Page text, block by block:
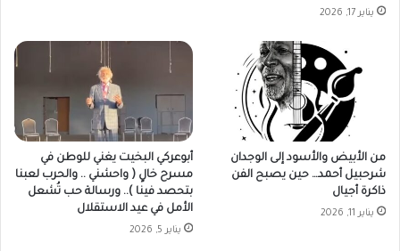
يناير 17, 2026
من الأبيض والأسود إلى الوجدان
شرحبيل أحمد… حين يصبح الفن
ذاكرة أجيال
يناير 11, 2026
أبوعركي البخيت يغني للوطن في
مسرح خالٍ ( واحشني .. والحرب لعبنا
بتحصد فينا ).. ورسالة حب تُشعل
الأمل في عيد الاستقلال
يناير 5, 2026